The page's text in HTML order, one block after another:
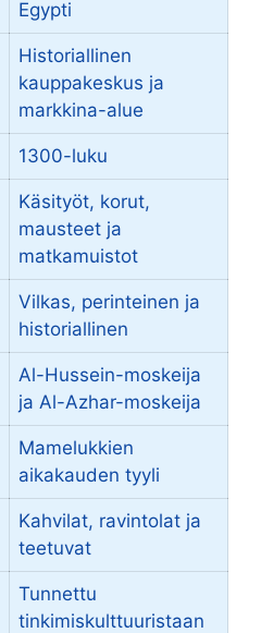
Egypti
Historiallinen
kauppakeskus ja
markkina-alue
1300-luku
Käsityöt, korut,
mausteet ja
matkamuistot
Vilkas, perinteinen ja
historiallinen
Al-Hussein-moskeija
ja Al-Azhar-moskeija
Mamelukkien
aikakauden tyyli
Kahvilat, ravintolat ja
teetuvat
Tunnettu
tinkimiskulttuuristaan